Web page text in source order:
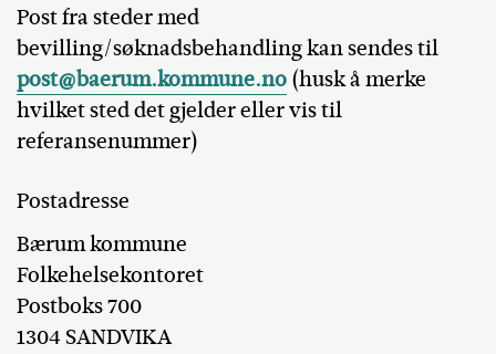
Post fra steder med
bevilling/søknadsbehandling kan sendes til
post@baerum.kommune.no(husk å merke
hvilket sted det gjelder eller vis til
referansenummer)
Postadresse
Bærum kommune
Folkehelsekontoret
Postboks 700
1304 SANDVIKA